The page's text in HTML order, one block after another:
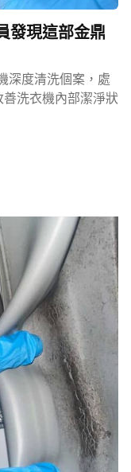
發現這部金鼎
深度清洗個案，處
洗衣機內部潔淨狀